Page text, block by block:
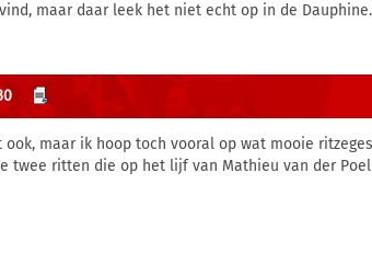
maar daar leek het niet echt op in de Dauphine.
maar ik hoop toch vooral op wat mooie
twee ritten die op het lijf van Mathieu van der